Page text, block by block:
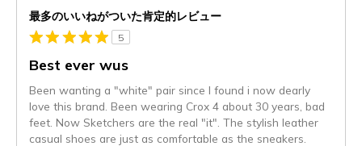
最多のいいねがついた肯定的レビュー
5
Best ever wus
Been wanting a "white" pair since I found i now dearly
love this brand. Been wearing Crox 4 about 30 years, bad
feet. Now Sketchers are the real "it". The stylish leather
casual shoes are just as comfortable as the sneakers.